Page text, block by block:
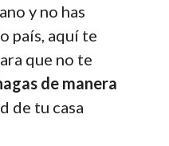
y no has
país, aquí te
que no te
de manera
de tu casa